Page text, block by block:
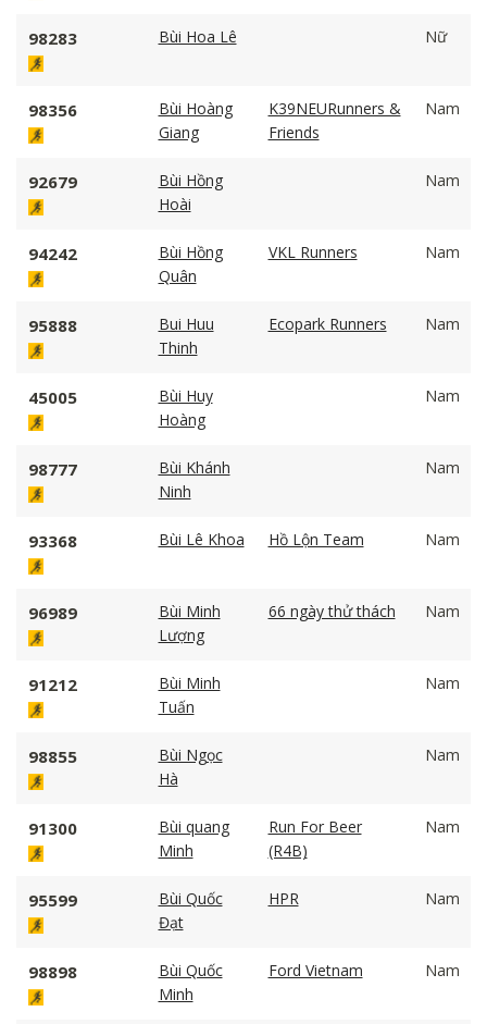
98283 Bùi Hoa Lê Nữ
98356
Bùi Hoàng
Giang
K39NEURunners &
Friends
Nam
92679
Bùi Hồng
Hoài
Nam
94242
Bùi Hồng
Quân
VKL Runners Nam
95888
Bui Huu
Thinh
Ecopark Runners Nam
45005
Bùi Huy
Hoàng
Nam
98777
Bùi Khánh
Ninh
Nam
93368 Bùi Lê Khoa Hồ Lộn Team Nam
96989
Bùi Minh
Lượng
66 ngày thử thách Nam
91212
Bùi Minh
Tuấn
Nam
98855
Bùi Ngọc
Hà
Nam
91300
Bùi quang
Minh
Run For Beer
(R4B)
Nam
95599
Bùi Quốc
Đạt
HPR Nam
98898
Bùi Quốc
Minh
Ford Vietnam Nam